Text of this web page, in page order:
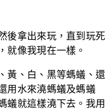
後拿出來玩，直到玩死
就像我現在一樣。
黃、白、黑等螞蟻、還
用水來澆螞蟻及螞蟻
蟻就這樣澆下去。我用